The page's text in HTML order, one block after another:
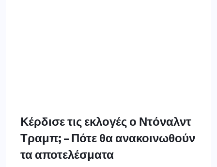
Κέρδισε τις εκλογές ο Ντόναλντ
Τραμπ; – Πότε θα ανακοινωθούν
τα αποτελέσματα